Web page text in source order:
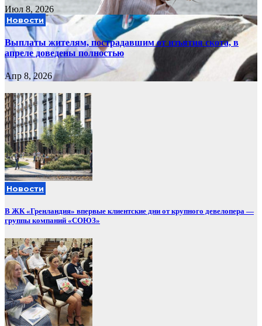
Июл 8, 2026
Новости
Выплаты жителям, пострадавшим от изъятия скота, в
апреле доведены полностью
Апр 8, 2026
Новости
В ЖК «Гренландия» впервые клиентские дни от крупного девелопера —
группы компаний «СОЮЗ»